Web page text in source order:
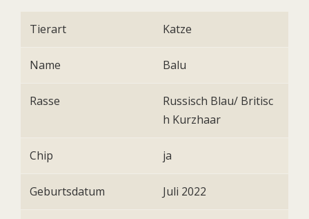
Tierart Katze
Name Balu
Rasse
Russisch Blau/ Britisc
h Kurzhaar
Chip ja
Geburtsdatum Juli 2022